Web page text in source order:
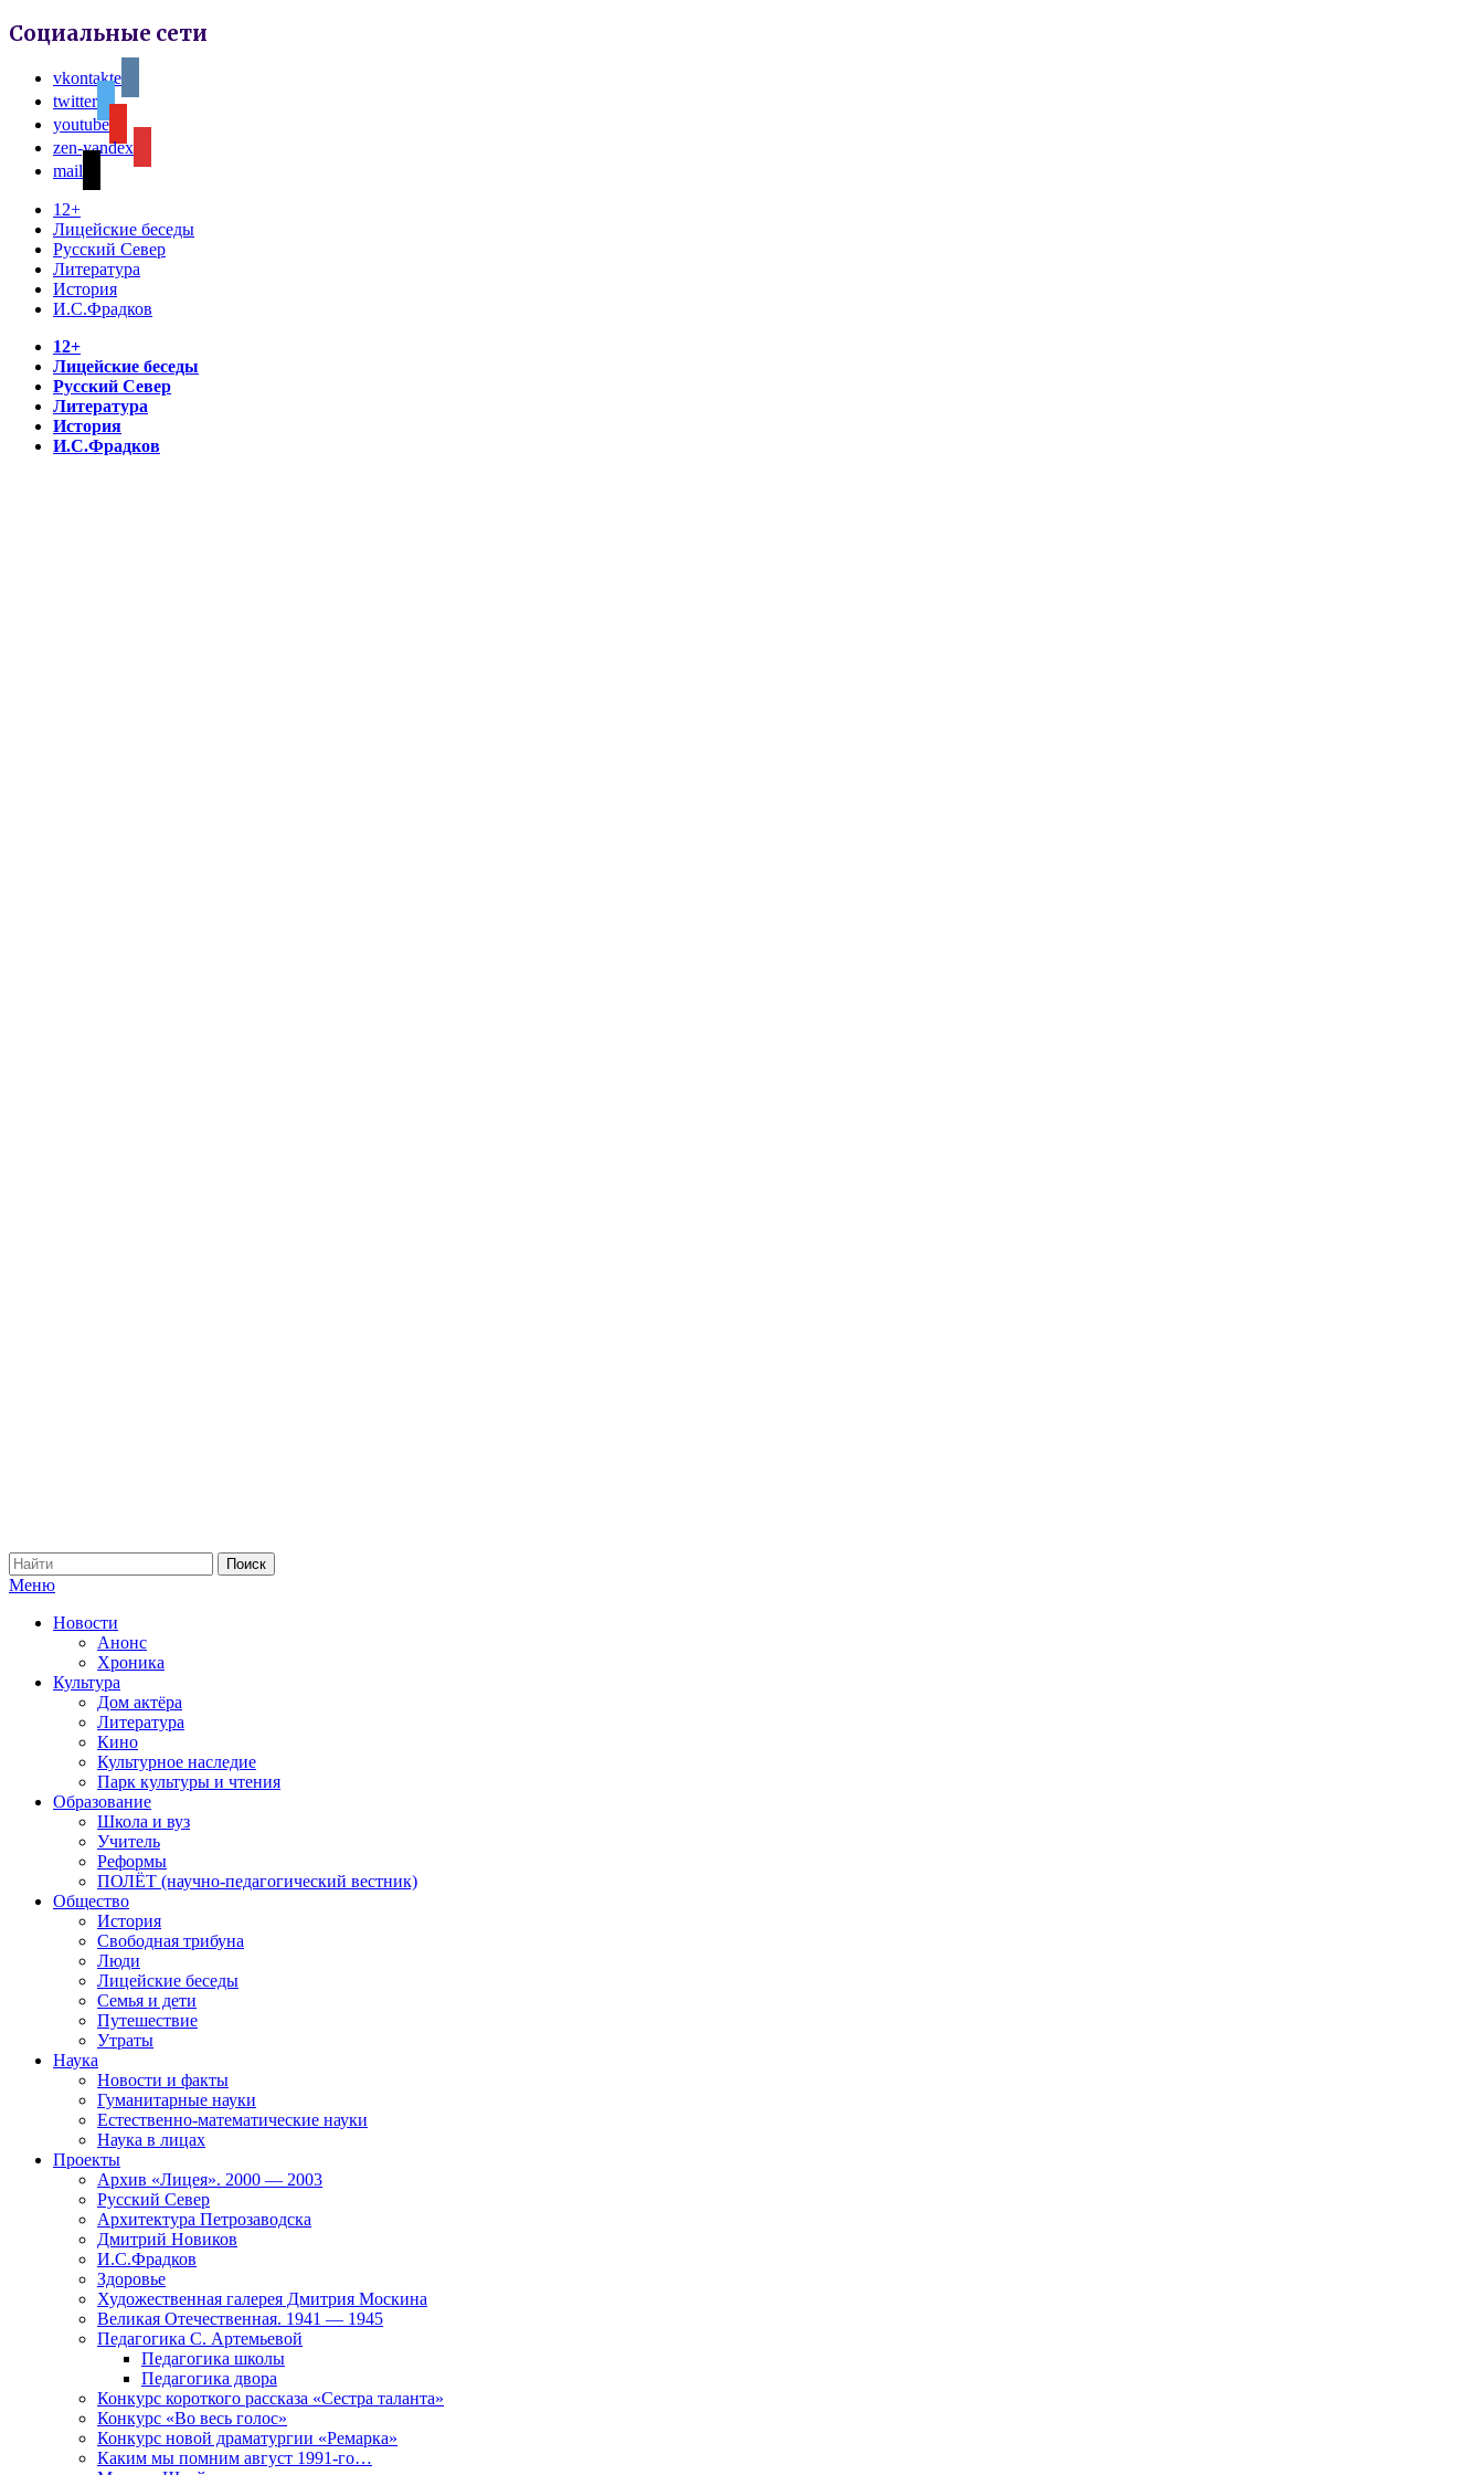
Социальные сети
vkontakte
twitter
youtube
zen-yandex
mail
12+
Лицейские беседы
Русский Север
Литература
История
И.С.Фрадков
12+
Лицейские беседы
Русский Север
Литература
История
И.С.Фрадков
Меню
Новости
Анонс
Хроника
Культура
Дом актёра
Литература
Кино
Культурное наследие
Парк культуры и чтения
Образование
Школа и вуз
Учитель
Реформы
ПОЛЁТ (научно-педагогический вестник)
Общество
История
Свободная трибуна
Люди
Лицейские беседы
Семья и дети
Путешествие
Утраты
Наука
Новости и факты
Гуманитарные науки
Естественно-математические науки
Наука в лицах
Проекты
Архив «Лицея». 2000 — 2003
Русский Север
Архитектура Петрозаводска
Дмитрий Новиков
И.С.Фрадков
Здоровье
Художественная галерея Дмитрия Москина
Великая Отечественная. 1941 — 1945
Педагогика С. Артемьевой
Педагогика школы
Педагогика двора
Конкурс короткого рассказа «Сестра таланта»
Конкурс «Во весь голос»
Конкурс новой драматургии «Ремарка»
Каким мы помним август 1991-го…